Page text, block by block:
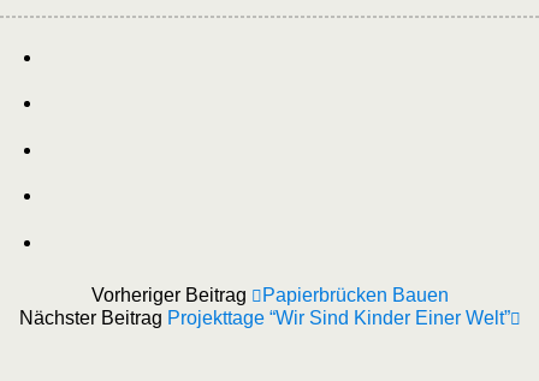
Vorheriger Beitrag
Papierbrücken Bauen
Nächster Beitrag Projekttage “Wir Sind Kinder Einer Welt”